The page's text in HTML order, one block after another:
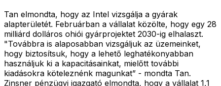
Tan elmondta, hogy az Intel vizsgálja a gyárak
alapterületét. Februárban a vállalat közölte, hogy egy 28
milliárd dolláros ohiói gyárprojektet 2030-ig elhalaszt.
"Továbbra is alaposabban vizsgáljuk az üzemeinket,
hogy biztosítsuk, hogy a lehető leghatékonyabban
használjuk ki a kapacitásainkat, mielőtt további
kiadásokra köteleznénk magunkat” - mondta Tan.
Zinsner pénzügyi igazgató elmondta, hogy a vállalat 1,1